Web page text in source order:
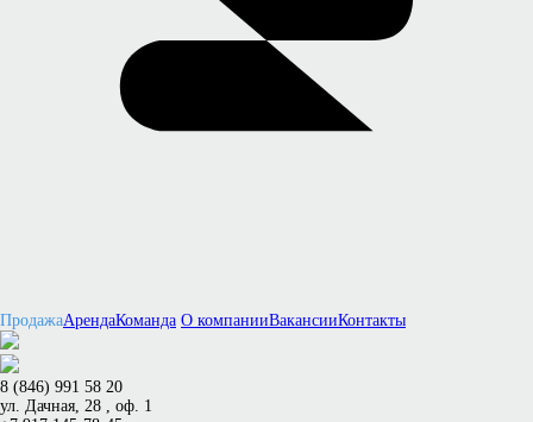
ПродажаАрендаКоманда О компанииВакансииКонтакты
8 (846) 991 58 20
ул. Дачная, 28 , оф. 1